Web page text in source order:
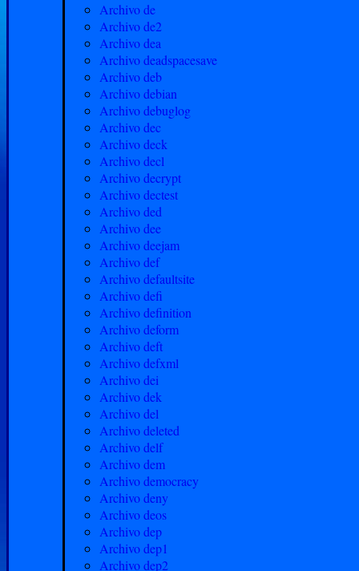
Archivo de
Archivo de2
Archivo dea
Archivo deadspacesave
Archivo deb
Archivo debian
Archivo debuglog
Archivo dec
Archivo deck
Archivo decl
Archivo decrypt
Archivo dectest
Archivo ded
Archivo dee
Archivo deejam
Archivo def
Archivo defaultsite
Archivo defi
Archivo definition
Archivo deform
Archivo deft
Archivo defxml
Archivo dei
Archivo dek
Archivo del
Archivo deleted
Archivo delf
Archivo dem
Archivo democracy
Archivo deny
Archivo deos
Archivo dep
Archivo dep1
Archivo dep2